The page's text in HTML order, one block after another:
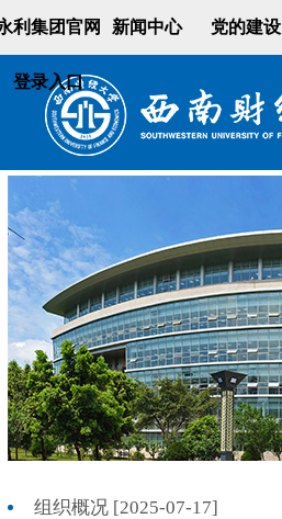
利集团官网
登录入口
新闻中心 党的建设
组织概况 [2025-07-17]